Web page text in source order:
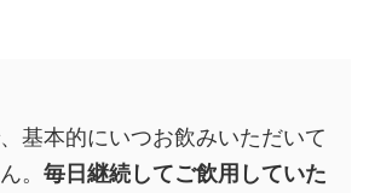
基本的にいつお飲みいただいて
。 毎日継続してご飲用していた